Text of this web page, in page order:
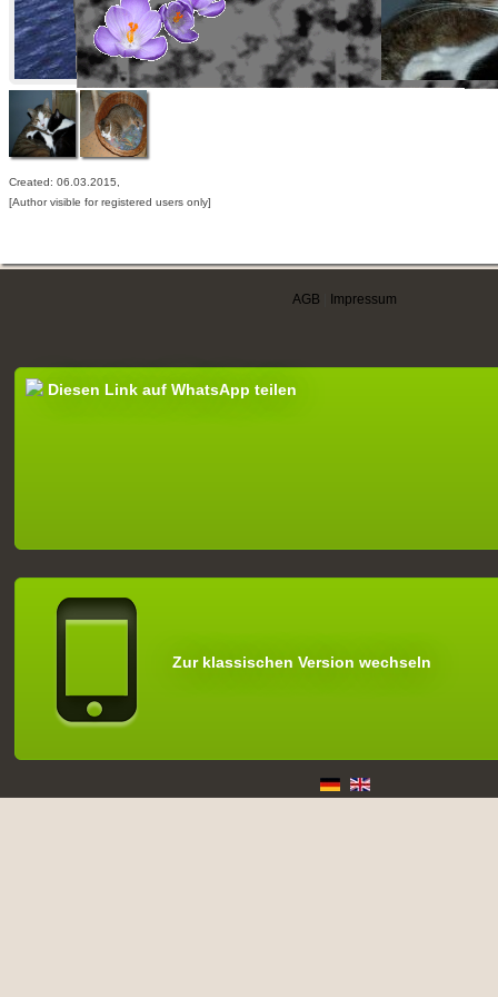
Created: 06.03.2015,
[Author visible for registered users only]
AGB Impressum
Diesen Link auf WhatsApp teilen
Zur klassischen Version wechseln